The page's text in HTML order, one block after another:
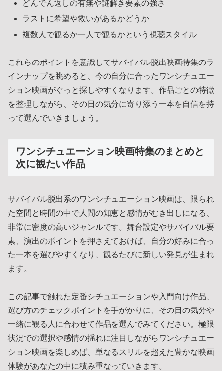
どんでん返しの有無や謎解き要素の強さ
ラストに希望や救いがあるかどうか
複数人で観るか一人で観るかという視聴スタイル
これらのポイントを意識してサバイバル脱出映画特集のラ
インナップを眺めると、今の自分に合ったワンシチュエー
ション映画がぐっと探しやすくなります。作品ごとの特徴
を整理しながら、その日の気分に寄り添う一本を自信を持
って選んでいきましょう。
ワンシチュエーション映画特集のまとめと
次に観たい作品
サバイバル脱出系のワンシチュエーション映画は、限られ
た空間と時間の中で人間の知恵と感情がむき出しになる、
非常に密度の高いジャンルです。舞台設定やサバイバル要
素、演出のポイントを押さえておけば、自分の好みに合っ
た一本を選びやすくなり、観るたびに新しい発見が生まれ
ます。
この記事で触れた定番シチュエーションや入門向け作品、
選び方のチェックポイントを手がかりに、その日の気分や
一緒に観る人に合わせて作品を選んでみてください。極限
状況での選択や感情の揺れに注目しながらワンシチュエー
ション映画を楽しめば、単なるスリルを超えた豊かな映画
体験があなたの中に積み重なっていきます。